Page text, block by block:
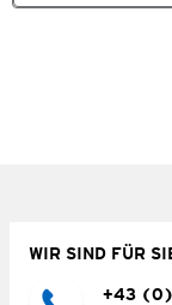
WIR SIND FÜR
+43 (0)